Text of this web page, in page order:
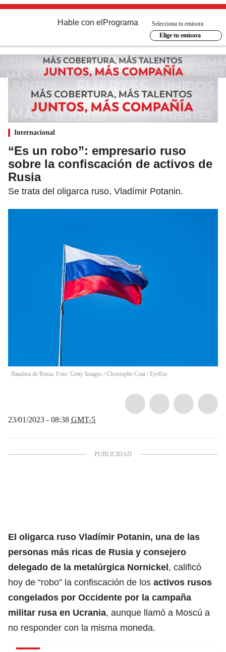
Hable con el Programa
Selecciona tu emisora
Elige tu emisora
Internacional
“Es un robo”: empresario ruso
sobre la confiscación de activos de
Rusia
Se trata del oligarca ruso, Vladímir Potanin.
Bandera de Rusia. Foto: Getty Images / Christophe Coat / EyeEm
23/01/2023 - 08:38 GMT-5
El oligarca ruso Vladímir Potanin, una de las
personas más ricas de Rusia y consejero
delegado de la metalúrgica Nornickel, calificó
hoy de “robo” la confiscación de los activos rusos
congelados por Occidente por la campaña
militar rusa en Ucrania, aunque llamó a Moscú a
no responder con la misma moneda.